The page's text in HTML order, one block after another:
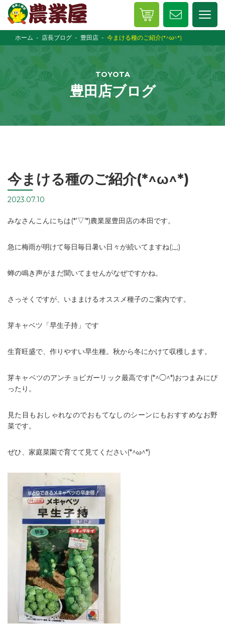
ホーム 店長ブログ 豊田店 今まける種のご紹介(*^ω^*)
TOYOTA
豊田店ブログ
今まける種のご紹介(*^ω^*)
2023.07.10
みなさんこんにちは(*’▽’*)農業屋豊田店の本田です。
急に梅雨が明けて毎日毎日暑い日々が続いてますね(;_;)
蝉の鳴き声がまだ聞いてませんがなぜですかね。
さっそくですが、いままけるオススメ種子のご案内です。
芽キャベツ「早生子持」です
生育旺盛で、作りやすい早生種。秋から冬にかけて収穫します。
芽キャベツのアンチョビガーリック最高です(*^◯^*)おつまみにぴ
ったり。
見た目もおしゃれなのでおもてなしのシーンにもおすすめなお野
菜です。
ぜひ、家庭菜園で育てて見てください(*^ω^*)